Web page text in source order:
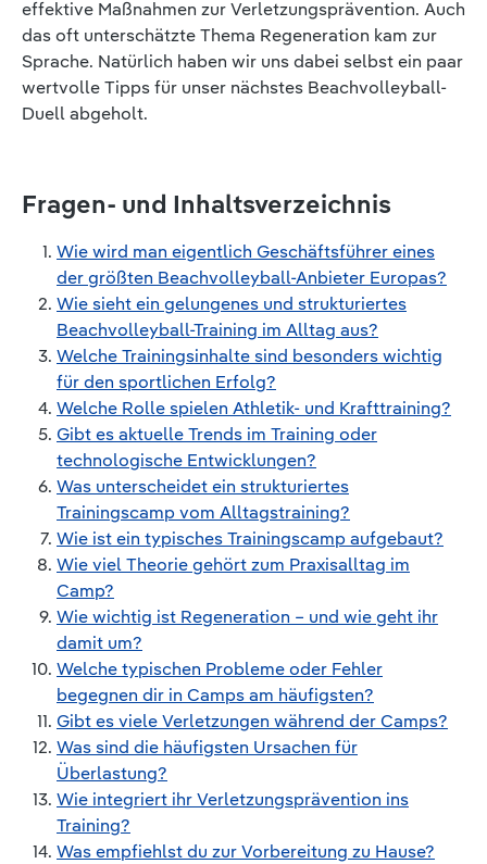
effektive Maßnahmen zur Verletzungsprävention. Auch
das oft unterschätzte Thema Regeneration kam zur
Sprache. Natürlich haben wir uns dabei selbst ein paar
wertvolle Tipps für unser nächstes Beachvolleyball-
Duell abgeholt.
Fragen- und Inhaltsverzeichnis
Wie wird man eigentlich Geschäftsführer eines
der größten Beachvolleyball-Anbieter Europas?
Wie sieht ein gelungenes und strukturiertes
Beachvolleyball-Training im Alltag aus?
Welche Trainingsinhalte sind besonders wichtig
für den sportlichen Erfolg?
Welche Rolle spielen Athletik- und Krafttraining?
Gibt es aktuelle Trends im Training oder
technologische Entwicklungen?
Was unterscheidet ein strukturiertes
Trainingscamp vom Alltagstraining?
Wie ist ein typisches Trainingscamp aufgebaut?
Wie viel Theorie gehört zum Praxisalltag im
Camp?
Wie wichtig ist Regeneration – und wie geht ihr
damit um?
Welche typischen Probleme oder Fehler
begegnen dir in Camps am häufigsten?
Gibt es viele Verletzungen während der Camps?
Was sind die häufigsten Ursachen für
Überlastung?
Wie integriert ihr Verletzungsprävention ins
Training?
Was empfiehlst du zur Vorbereitung zu Hause?